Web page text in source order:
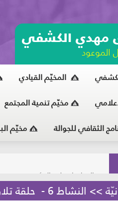
مهدي الكشفي
الموعود
المخيّم القيادي
مخيّم تنمية المجتمع
الثقافي للجوالة مخيّممسابقة الركب الحسينيّ
تلاوة - مرحلة البراعم